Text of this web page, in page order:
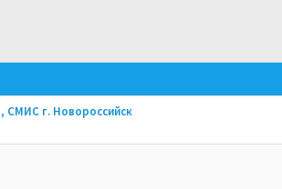
СМИС г. Новороссийск